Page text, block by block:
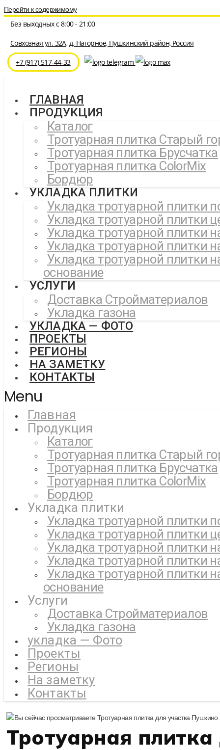
Перейти к содержимому
Без выходных с 8:00 - 21:00
Совхозная ул. 32A, д. Нагорное, Пушкинский район, Россия
⁦+7 (917) 517-44-33
ГЛАВНАЯ
ПРОДУКЦИЯ
Каталог
Тротуарная плитка Старый
Тротуарная плитка Брусчатка
Тротуарная плитка ColorMix
Бордюр
УКЛАДКА ПЛИТКИ
Укладка тротуарной плитки
Укладка тротуарной плитки
Укладка тротуарной плитки
Укладка тротуарной плитки
Укладка тротуарной плитки
основание
УСЛУГИ
Доставка Стройматериалов
Укладка газона
УКЛАДКА — ФОТО
ПРОЕКТЫ
РЕГИОНЫ
НА ЗАМЕТКУ
КОНТАКТЫ
Menu
Главная
Продукция
Каталог
Тротуарная плитка Старый
Тротуарная плитка Брусчатка
Тротуарная плитка ColorMix
Бордюр
Укладка плитки
Укладка тротуарной плитки
Укладка тротуарной плитки
Укладка тротуарной плитки
Укладка тротуарной плитки
Укладка тротуарной плитки
основание
Услуги
Доставка Стройматериалов
Укладка газона
укладка — Фото
Проекты
Регионы
На заметку
Контакты
Тротуарная